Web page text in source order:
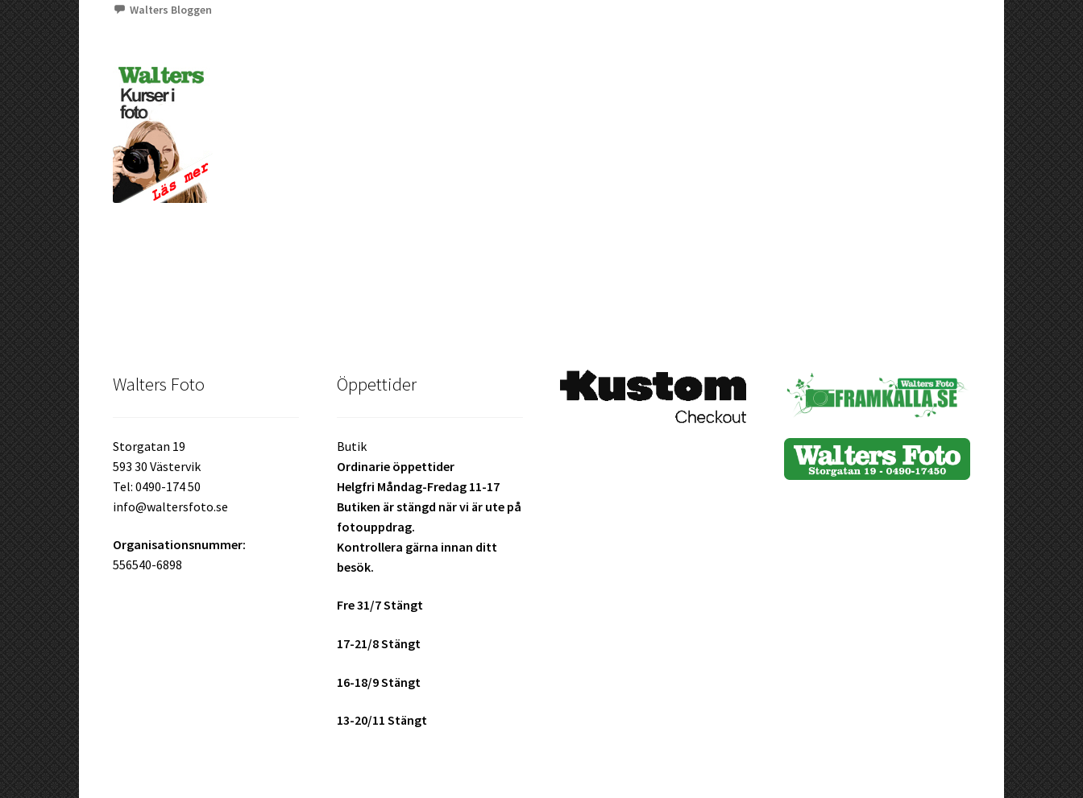
Walters Bloggen
Walters Foto
Storgatan 19
593 30 Västervik
Tel: 0490-174 50
info@waltersfoto.se
Organisationsnummer:
556540-6898
Öppettider
Butik
Ordinarie öppettider
Helgfri Måndag-Fredag 11-17
Butiken är stängd när vi är ute på
fotouppdrag.
Kontrollera gärna innan ditt
besök.
Fre 31/7 Stängt
17-21/8 Stängt
16-18/9 Stängt
13-20/11 Stängt